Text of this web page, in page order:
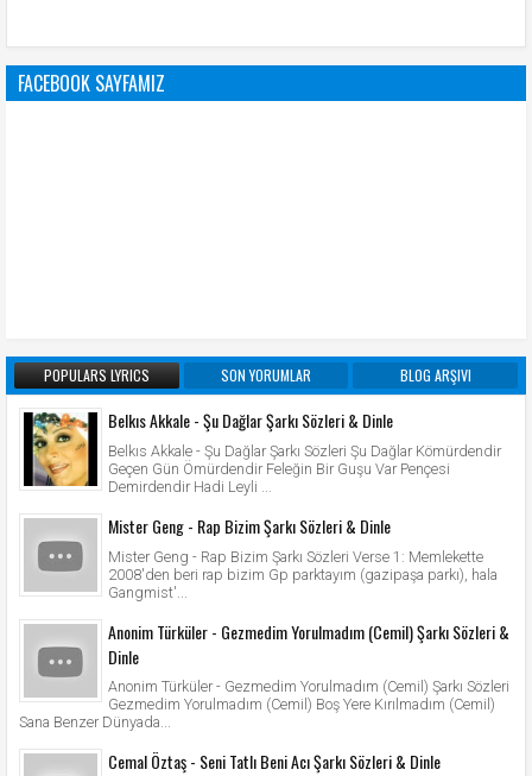
FACEBOOK SAYFAMIZ
POPULARS LYRICS SON YORUMLAR BLOG ARŞIVI
Belkıs Akkale - Şu Dağlar Şarkı Sözleri & Dinle
Belkıs Akkale - Şu Dağlar Şarkı Sözleri Şu Dağlar Kömürdendir
Geçen Gün Ömürdendir Feleğin Bir Guşu Var Pençesi
Demirdendir Hadi Leyli ...
Mister Geng - Rap Bizim Şarkı Sözleri & Dinle
Mister Geng - Rap Bizim Şarkı Sözleri Verse 1: Memlekette
2008'den beri rap bizim Gp parktayım (gazipaşa parkı), hala
Gangmist'...
Anonim Türküler - Gezmedim Yorulmadım (Cemil) Şarkı Sözleri &
Dinle
Anonim Türküler - Gezmedim Yorulmadım (Cemil) Şarkı Sözleri
Gezmedim Yorulmadım (Cemil) Boş Yere Kırılmadım (Cemil)
Sana Benzer Dünyada...
Cemal Öztaş - Seni Tatlı Beni Acı Şarkı Sözleri & Dinle